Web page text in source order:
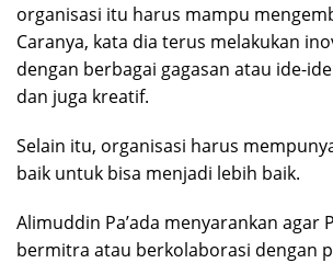
organisasi itu harus mampu
Caranya, kata dia terus melakukan
dengan berbagai gagasan atau ide-
dan juga kreatif.
Selain itu, organisasi harus
baik untuk bisa menjadi lebih baik.
Alimuddin Pa’ada menyarankan agar
bermitra atau berkolaborasi dengan